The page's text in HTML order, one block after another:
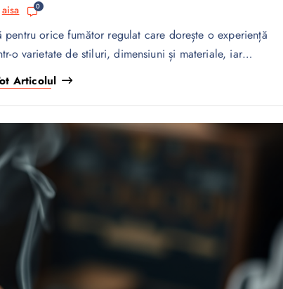
aisa 0
orice fumător regulat care dorește o experiență
o varietate de stiluri, dimensiuni și materiale, iar…
Articolul